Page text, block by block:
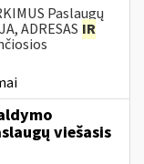
Paslaugų
ADRESAS IR
viešasis